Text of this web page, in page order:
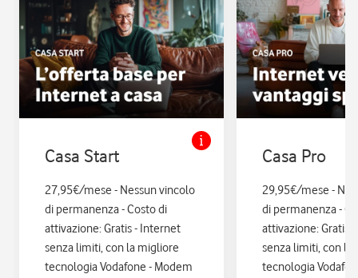
Casa Start
27,95€/mese - Nessun vincolo
di permanenza - Costo di
attivazione: Gratis - Internet
senza limiti, con la migliore
tecnologia Vodafone - Modem
Casa Pro
29,95€/mese -
di permanenza -
attivazione: Gratis.
senza limiti, con la
tecnologia